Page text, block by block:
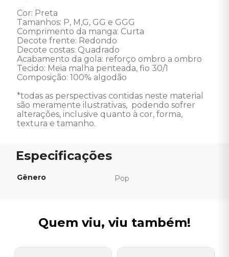
Cor: Preta
Tamanhos: P, M,G, GG e GGG
Comprimento da manga: Curta
Decote frente: Redondo
Decote costas: Quadrado
Acabamento da gola: reforço ombro a ombro
Tecido: Meia malha penteada, fio 30/1
Composição: 100% algodão
*todas as perspectivas contidas neste material
são meramente ilustrativas,  podendo sofrer
alterações, inclusive quanto à cor, forma,
textura e tamanho.
Gênero Pop
Quem viu, viu também!